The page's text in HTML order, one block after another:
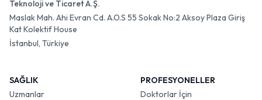
Teknoloji ve Ticaret A.Ş.
Maslak Mah. Ahi Evran Cd. A.O.S 55 Sokak No:2 Aksoy Plaza Giriş
Kat Kolektif House
İstanbul, Türkiye
SAĞLIK
Uzmanlar
PROFESYONELLER
Doktorlar İçin